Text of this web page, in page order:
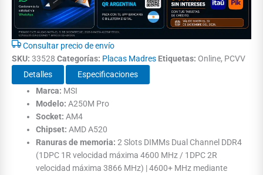
Consultar precio de envío
SKU: 33528 Categorías: Placas Madres Etiquetas: Online, PCVV
Detalles
Especificaciones
Marca: MSI
Modelo: A250M Pro
Socket: AM4
Chipset: AMD A520
Ranuras de memoria: 2 Slots DIMMs Dual Channel DDR4
(1DPC 1R velocidad máxima 4600 MHz / 1DPC 2R
velocidad máxima 3866 MHz) | 4600+ MHz mediante